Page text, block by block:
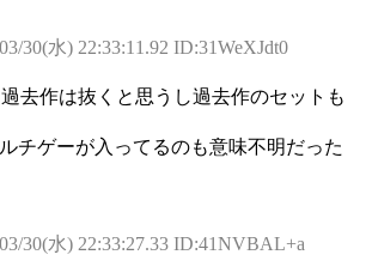
30(水) 22:33:11.92 ID:31WeXJdt0
去作は抜くと思うし過去作のセットも
チゲーが入ってるのも意味不明だった
30(水) 22:33:27.33 ID:41NVBAL+a